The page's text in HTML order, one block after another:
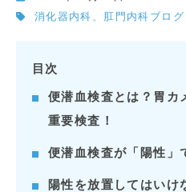
消化器内科、肛門内科ブログ
目次
便潜血検査とは？胃カ
重要検査！
便潜血検査が「陽性」
陽性を放置してはいけ